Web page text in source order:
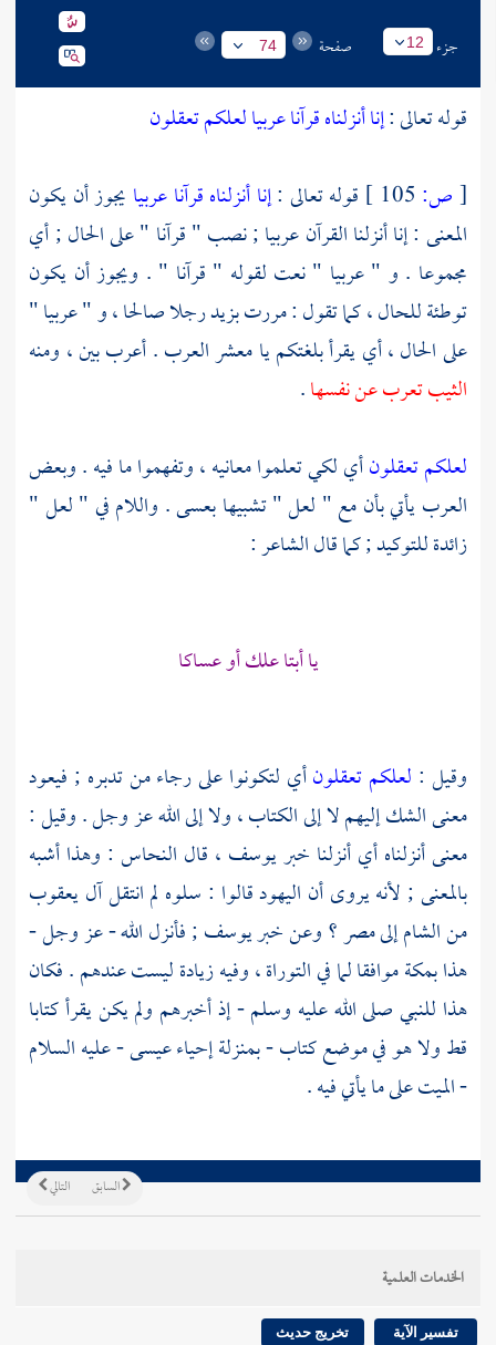
جزء 12 صفحة 74
قوله تعالى :إنا أنزلناه قرآنا عربيا لعلكم تعقلون
[ص: قوله تعالى :إنا أنزلناه قرآنا عربيا يجوز أن يكون
المعنى : إنا أنزلنا القرآن عربيا ; نصب " قرآنا " على الحال ; أي
مجموعا . و " عربيا " نعت لقوله " قرآنا " . ويجوز أن يكون
توطئة للحال ، كما تقول : مررت بزيد رجلا صالحا ، و " عربيا "
على الحال ، أي يقرأ بلغتكم يا معشر العرب . أعرب بين ، ومنه
الثيب تعرب عن نفسها.
لعلكم تعقلونأي لكي تعلموا معانيه ، وتفهموا ما فيه . وبعض
العرب يأتي بأن مع " لعل " تشبيها بعسى . واللام في " لعل "
زائدة للتوكيد ; كما قال الشاعر :
يا أبتا علك أو عساكا
وقيل : لعلكم تعقلونأي لتكونوا على رجاء من تدبره ; فيعود
معنى الشك إليهم لا إلى الكتاب ، ولا إلى الله عز وجل . وقيل :
معنى أنزلناه أي أنزلنا خبريوسف ، قال النحاس : وهذا أشبه
بالمعنى ; لأنه يروى أن اليهودقالوا : سلوه لم انتقلآل يعقوب
منالشامإلىمصر ؟وعن خبريوسف; فأنزل الله - عز وجل -
هذابمكةموافقا لما في التوراة ، وفيه زيادة ليست عندهم . فكان
هذا للنبي صلى الله عليه وسلم - إذ أخبرهم ولم يكن يقرأ كتابا
قط ولا هو في موضع كتاب - بمنزلة إحياءعيسى- عليه السلام
- الميت على ما يأتي فيه .
التالي السابق
الخدمات العلمية
تفسير الآية تخريج حديث